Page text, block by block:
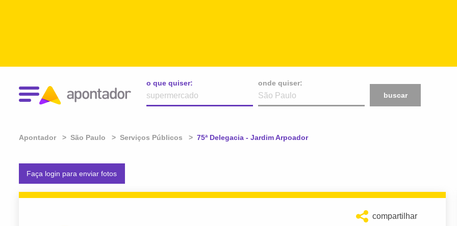
o que quiser:
onde quiser:
buscar
Apontador São Paulo Serviços Públicos Atual:
75ª Delegacia - Jardim Arpoador
Faça login para enviar fotos
compartilhar